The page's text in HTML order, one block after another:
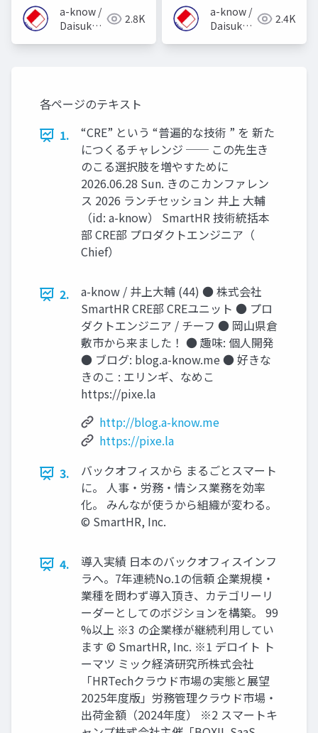
a-know /
Daisuke
2.8K
a-know /
Daisuke
2.4K
各ページのテキスト
1.
“CRE” という “普遍的な技術 ” を 新た
につくるチャレンジ ── この先生き
のこる選択肢を増やすために
2026.06.28 Sun. きのこカンファレン
ス 2026 ランチセッション 井上 大輔
（id: a-know） SmartHR 技術統括本
部 CRE部 プロダクトエンジニア（
Chief）
2.
a-know / 井上大輔 (44) ● 株式会社
SmartHR CRE部 CREユニット ● プロ
ダクトエンジニア / チーフ ● 岡山県倉
敷市から来ました！ ● 趣味: 個人開発
● ブログ: blog.a-know.me ● 好きな
きのこ : エリンギ、なめこ
https://pixe.la
http://blog.a-know.me
https://pixe.la
3.
バックオフィスから まるごとスマート
に。 ⼈事‧労務‧情シス業務を効率
化。 みんなが使うから組織が変わる。
© SmartHR, Inc.
4.
導⼊実績 ⽇本のバックオフィスインフ
ラへ。7年連続No.1の信頼 企業規模・
業種を問わず導入頂き、カテゴリーリ
ーダーとしてのボジションを構築。 99
%以上 ※3 の企業様が継続利⽤してい
ます © SmartHR, Inc. ※1 デロイト ト
ーマツ ミック経済研究所株式会社
「HRTechクラウド市場の実態と展望
2025年度版」労務管理クラウド市場・
出荷金額（2024年度） ※2 スマートキ